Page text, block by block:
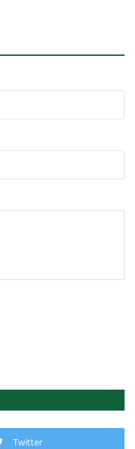
Twitter